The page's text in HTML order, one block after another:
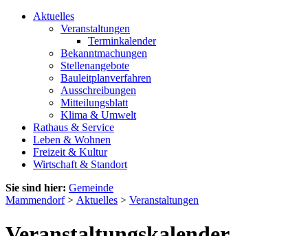
Aktuelles
Veranstaltungen
Terminkalender
Bekanntmachungen
Stellenangebote
Bauleitplanverfahren
Ausschreibungen
Mitteilungsblatt
Klima & Umwelt
Rathaus & Service
Leben & Wohnen
Freizeit & Kultur
Wirtschaft & Standort
Sie sind hier: Gemeinde
Mammendorf> Aktuelles > Veranstaltungen